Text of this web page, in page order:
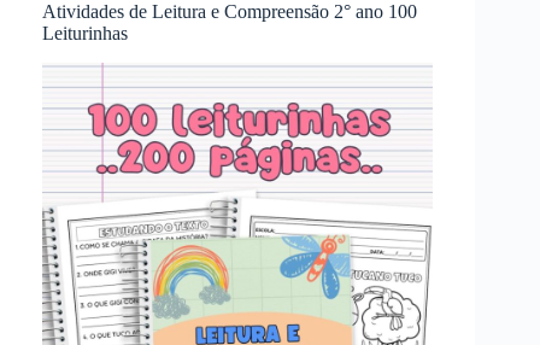
Atividades de Leitura e Compreensão 2° ano 100
Leiturinhas